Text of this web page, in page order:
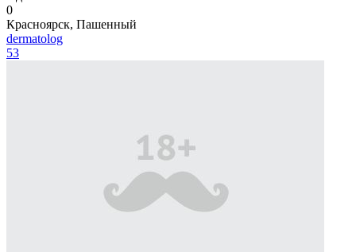
0
Красноярск, Пашенный
dermatolog
53